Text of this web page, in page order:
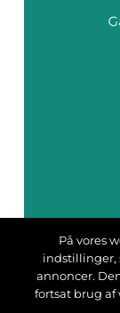
På vores
indstillinger,
annoncer.
fortsat brug